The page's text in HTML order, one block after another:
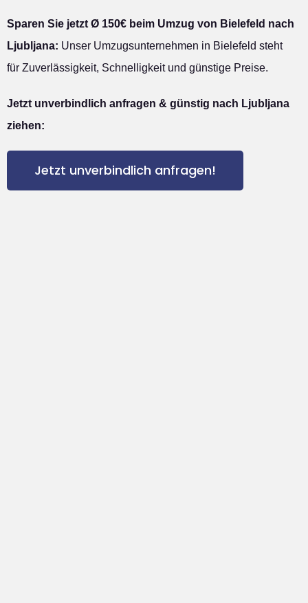
Sparen Sie jetzt Ø 150€ beim Umzug von Bielefeld nach
Ljubljana: Unser Umzugsunternehmen in Bielefeld steht
für Zuverlässigkeit, Schnelligkeit und günstige Preise.
Jetzt unverbindlich anfragen & günstig nach Ljubljana
ziehen:
Jetzt unverbindlich anfragen!